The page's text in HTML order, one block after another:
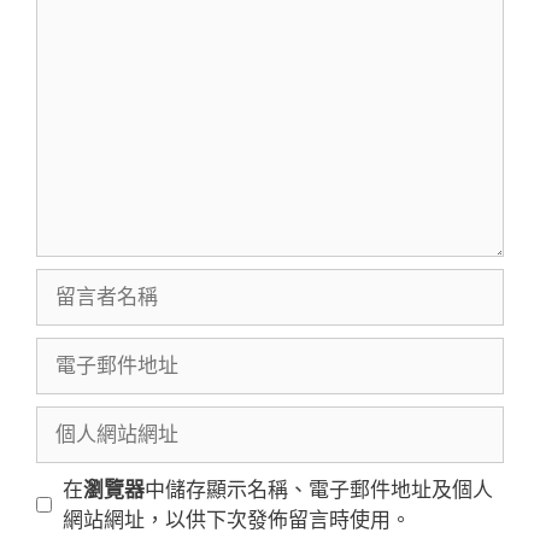
者
稱
郵
地
址
站
在瀏覽器中儲存顯示名稱、電子郵件地址及個人
網站網址，以供下次發佈留言時使用。